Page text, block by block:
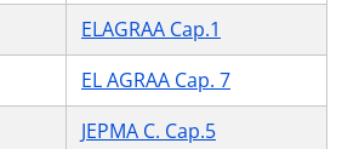
ELAGRAA Cap.1
EL AGRAA Cap. 7
JEPMA C. Cap.5